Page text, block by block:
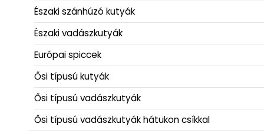
Északi szánhúzó kutyák
Északi vadászkutyák
Európai spiccek
Ősi típusú kutyák
Ősi típusú vadászkutyák
Ősi típusú vadászkutyák hátukon csíkkal